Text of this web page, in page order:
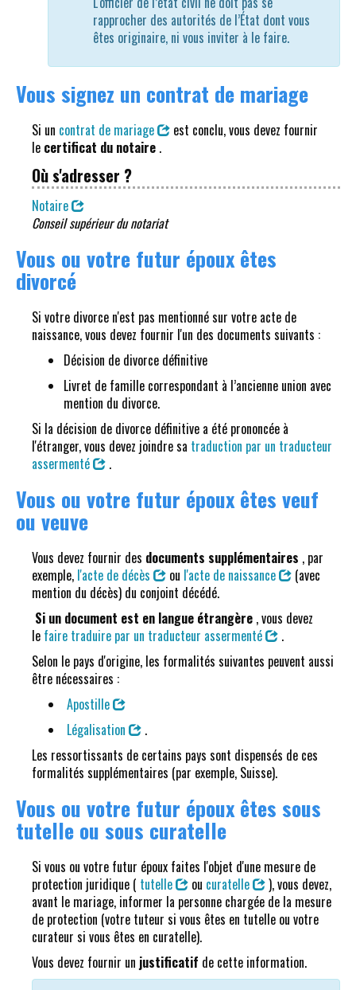
rapprocher des autorités de l’État dont vous
êtes originaire, ni vous inviter à le faire.
Vous signez un contrat de mariage
Si un contrat de mariage
est conclu, vous devez fournir
le certificat du notaire .
Où s'adresser ?
Notaire
Conseil supérieur du notariat
Vous ou votre futur époux êtes
divorcé
Si votre divorce n'est pas mentionné sur votre acte de
naissance, vous devez fournir l'un des documents suivants :
Décision de divorce définitive
Livret de famille correspondant à l’ancienne union avec
mention du divorce.
Si la décision de divorce définitive a été prononcée à
l'étranger, vous devez joindre sa traduction par un traducteur
assermenté
.
Vous ou votre futur époux êtes veuf
ou veuve
Vous devez fournir des documents supplémentaires , par
exemple, l'acte de décès ou l'acte de naissance
(avec
mention du décès) du conjoint décédé.
Si un document est en langue étrangère , vous devez
le faire traduire par un traducteur assermenté
.
Selon le pays d'origine, les formalités suivantes peuvent aussi
être nécessaires :
Apostille
Légalisation
.
Les ressortissants de certains pays sont dispensés de ces
formalités supplémentaires (par exemple, Suisse).
Vous ou votre futur époux êtes sous
tutelle ou sous curatelle
Si vous ou votre futur époux faites l'objet d'une mesure de
protection juridique ( tutelle ou curatelle
), vous devez,
avant le mariage, informer la personne chargée de la mesure
de protection (votre tuteur si vous êtes en tutelle ou votre
curateur si vous êtes en curatelle).
Vous devez fournir un justificatif de cette information.